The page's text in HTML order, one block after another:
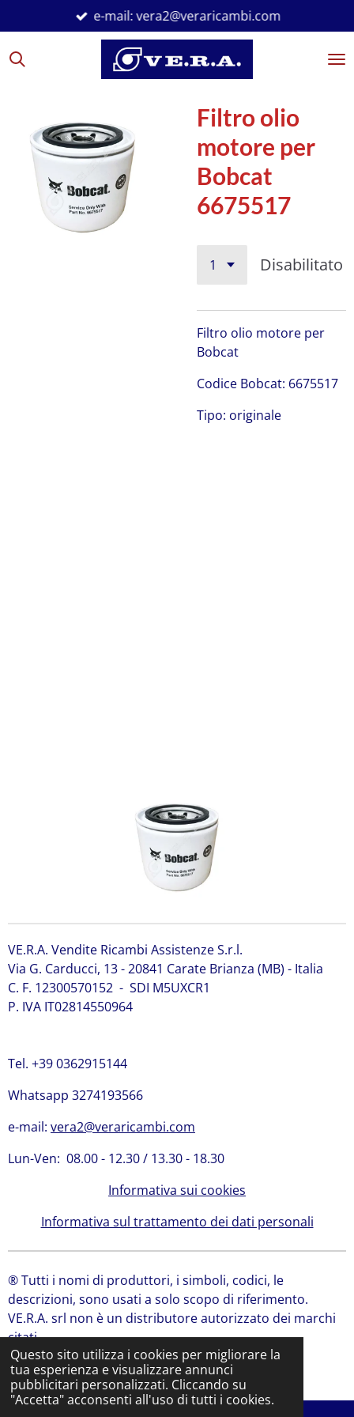
Questo sito utilizza i cookies per migliorare la
tua esperienza e visualizzare annunci
pubblicitari personalizzati. Cliccando su
"Accetta" acconsenti all'uso di tutti i cookies.
al
contenuto
e-mail: vera2@veraricambi.com
Filtro olio
motore per
Bobcat
6675517
Disabilitato
Filtro olio motore per
Bobcat
Codice Bobcat: 6675517
Tipo: originale
VE.R.A. Vendite Ricambi Assistenze S.r.l.
Via G. Carducci, 13 - 20841 Carate Brianza (MB) - Italia
C. F. 12300570152 - SDI M5UXCR1
P. IVA IT02814550964
Tel. +39 0362915144
Whatsapp 3274193566
e-mail: vera2@veraricambi.com
Lun-Ven: 08.00 - 12.30 / 13.30 - 18.30
Informativa sui cookies
Informativa sul trattamento dei dati personali
® Tutti i nomi di produttori, i simboli, codici, le
descrizioni, sono usati a solo scopo di riferimento.
VE.R.A. srl non è un distributore autorizzato dei marchi
citati.
© 2024 VE.R.A. Srl | Ricambi Bobcat, Ricambi JCB
Fornito daWebador